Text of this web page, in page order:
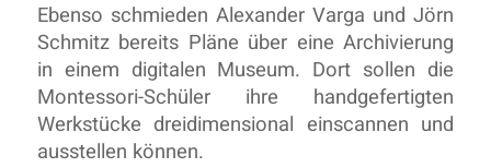
Ebenso schmieden Alexander Varga und Jörn
Schmitz bereits Pläne über eine Archivierung
in einem digitalen Museum. Dort sollen die
Montessori-Schüler ihre handgefertigten
Werkstücke dreidimensional einscannen und
ausstellen können.